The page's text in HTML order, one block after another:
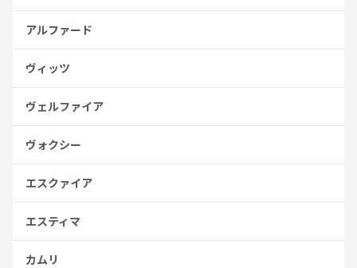
アルファード
ヴィッツ
ヴェルファイア
ヴォクシー
エスクァイア
エスティマ
カムリ